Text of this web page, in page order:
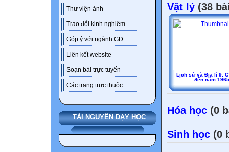
Thư viện ảnh
Trao đổi kinh nghiệm
Góp ý với ngành GD
Liên kết website
Soạn bài trực tuyến
Các trang trực thuộc
TÀI NGUYÊN DẠY HỌC
Vật lý (38
Lịch sử và Địa lí 9.
đến năm 1965
Hóa học (0
Sinh học (0